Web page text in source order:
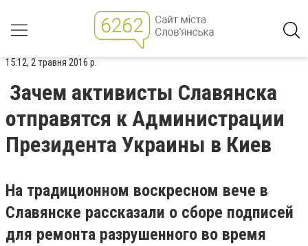
15:12, 2 травня 2016 р.
Зачем активисты Славянска
отправятся к Администрации
Президента Украины в Киев
На традиционном воскресном вече в
Славянске рассказали о сборе подписей
для ремонта разрушенного во время